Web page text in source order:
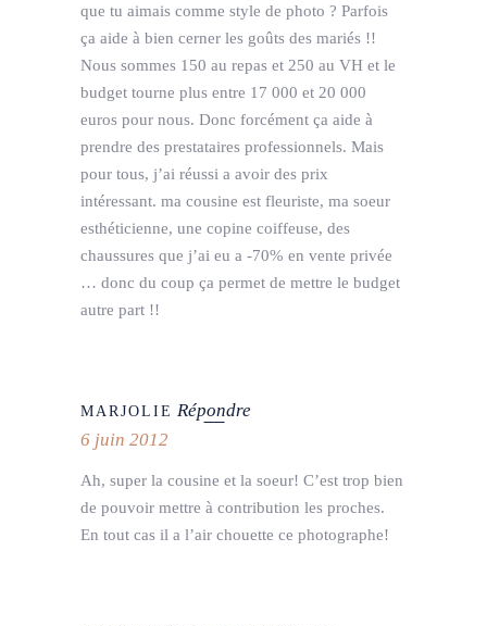
que tu aimais comme style de photo ? Parfois
ça aide à bien cerner les goûts des mariés !!
Nous sommes 150 au repas et 250 au VH et le
budget tourne plus entre 17 000 et 20 000
euros pour nous. Donc forcément ça aide à
prendre des prestataires professionnels. Mais
pour tous, j’ai réussi a avoir des prix
intéressant. ma cousine est fleuriste, ma soeur
esthéticienne, une copine coiffeuse, des
chaussures que j’ai eu a -70% en vente privée
… donc du coup ça permet de mettre le budget
autre part !!
MARJOLIE Répondre
6 juin 2012
Ah, super la cousine et la soeur! C’est trop bien
de pouvoir mettre à contribution les proches.
En tout cas il a l’air chouette ce photographe!